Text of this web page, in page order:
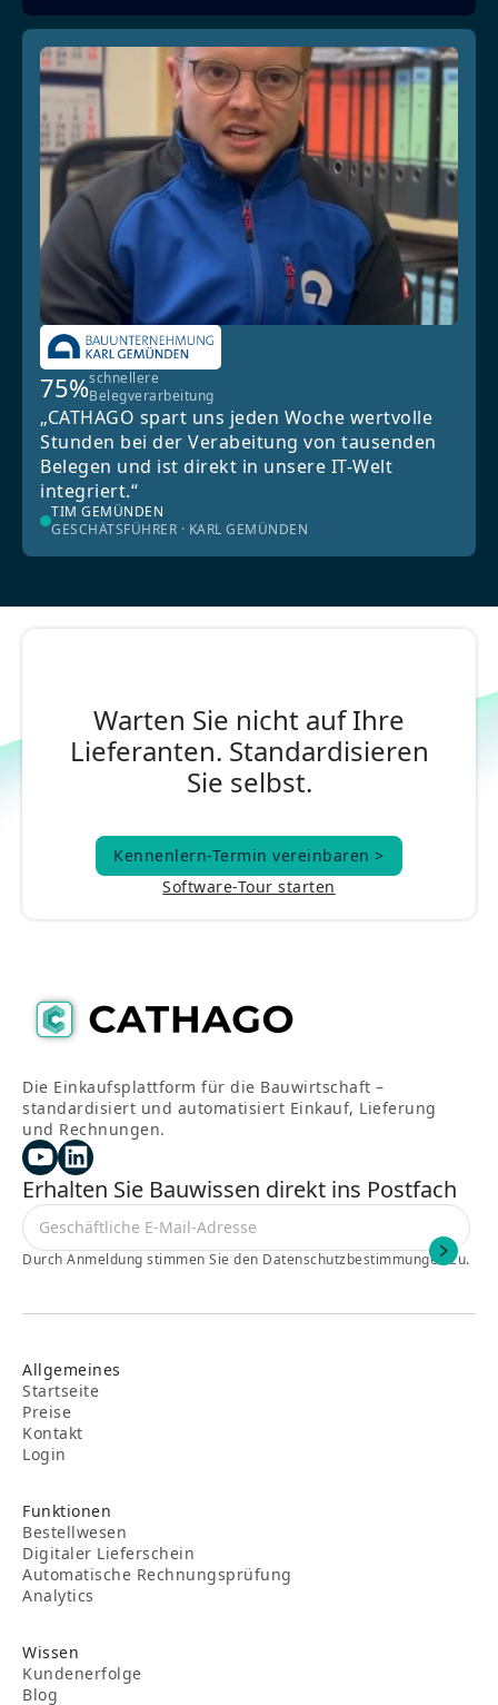
75%schnellere
Belegverarbeitung
„CATHAGO spart uns jeden Woche wertvolle
Stunden bei der Verabeitung von tausenden
Belegen und ist direkt in unsere IT-Welt
integriert.“
TIM GEMÜNDEN
GESCHÄTSFÜHRER · KARL GEMÜNDEN
Warten Sie nicht auf Ihre
Lieferanten. Standardisieren
Sie selbst.
Kennenlern-Termin vereinbaren >
Kennenlern-Termin vereinbaren >
Software-Tour starten
Die Einkaufsplattform für die Bauwirtschaft –
standardisiert und automatisiert Einkauf, Lieferung
und Rechnungen.
Erhalten Sie Bauwissen direkt ins Postfach
Durch Anmeldung stimmen Sie den Datenschutzbestimmungen zu.
Allgemeines
Startseite
Preise
Kontakt
Login
Funktionen
Bestellwesen
Digitaler Lieferschein
Automatische Rechnungsprüfung
Analytics
Wissen
Kundenerfolge
Blog